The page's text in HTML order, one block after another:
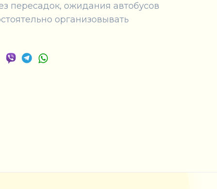
пересадок, ожидания автобусов
организовывать